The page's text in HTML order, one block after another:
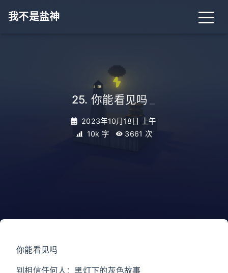
我不是盐神
25. 你能看见吗
2023年10月18日 上午
10k 字
3661 次
你能看见吗
别相信任何人：黑灯下的灰色故事